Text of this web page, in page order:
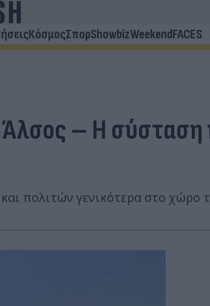
ΚόσμοςΣπορShowbizWeekendFACES
– Η σύσταση
πολιτών γενικότερα στο χώρο